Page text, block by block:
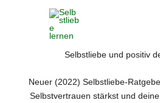
Selbstliebe und positiv
Neuer (2022) Selbstliebe-
Selbstvertrauen stärkst und